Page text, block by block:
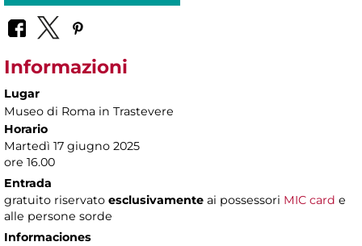
Informazioni
Lugar
Museo di Roma in Trastevere
Horario
Martedì 17 giugno 2025
ore 16.00
Entrada
gratuito riservato esclusivamente ai possessori MIC card e
alle persone sorde
Informaciones